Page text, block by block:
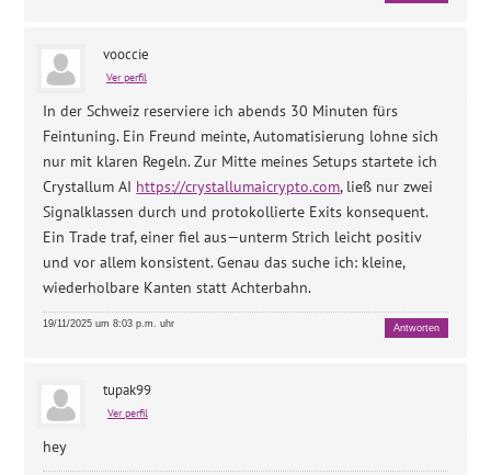
vooccie
Ver perfil
In der Schweiz reserviere ich abends 30 Minuten fürs
Feintuning. Ein Freund meinte, Automatisierung lohne sich
nur mit klaren Regeln. Zur Mitte meines Setups startete ich
Crystallum AI https://crystallumaicrypto.com, ließ nur zwei
Signalklassen durch und protokollierte Exits konsequent.
Ein Trade traf, einer fiel aus—unterm Strich leicht positiv
und vor allem konsistent. Genau das suche ich: kleine,
wiederholbare Kanten statt Achterbahn.
19/11/2025 um 8:03 p.m. uhr Antworten
tupak99
Ver perfil
hey